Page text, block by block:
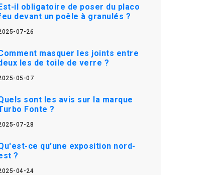
il obligatoire de poser du placo
devant un poêle à granulés ?
07-26
masquer les joints entre
les de toile de verre ?
05-07
sont les avis sur la marque
Fonte ?
07-28
ce qu'une exposition nord-
?
04-24